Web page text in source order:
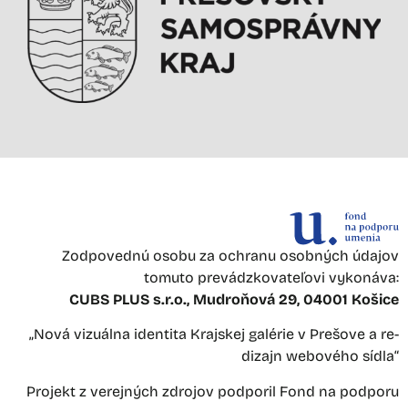
Zodpovednú osobu za ochranu osobných údajov
tomuto prevádzkovateľovi vykonáva:
CUBS PLUS s.r.o., Mudroňová 29, 04001 Košice
„Nová vizuálna identita Krajskej galérie v Prešove a re-
dizajn webového sídla“
Projekt z verejných zdrojov podporil Fond na podporu